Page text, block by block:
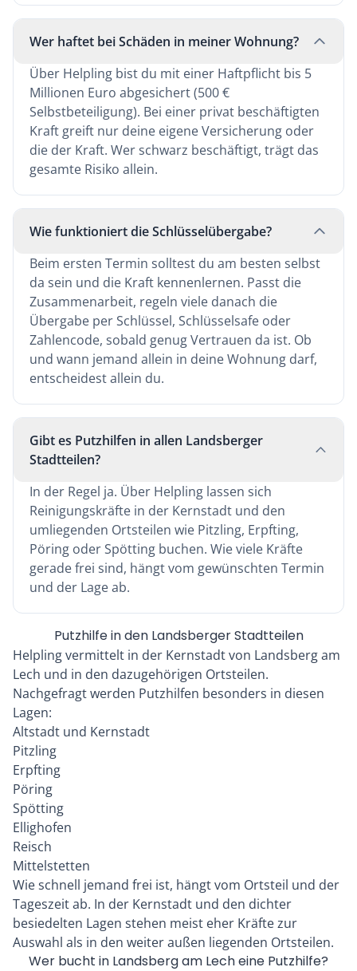
Wer haftet bei Schäden in meiner Wohnung?
Über Helpling bist du mit einer Haftpflicht bis 5
Millionen Euro abgesichert (500 €
Selbstbeteiligung). Bei einer privat beschäftigten
Kraft greift nur deine eigene Versicherung oder
die der Kraft. Wer schwarz beschäftigt, trägt das
gesamte Risiko allein.
Wie funktioniert die Schlüsselübergabe?
Beim ersten Termin solltest du am besten selbst
da sein und die Kraft kennenlernen. Passt die
Zusammenarbeit, regeln viele danach die
Übergabe per Schlüssel, Schlüsselsafe oder
Zahlencode, sobald genug Vertrauen da ist. Ob
und wann jemand allein in deine Wohnung darf,
entscheidest allein du.
Gibt es Putzhilfen in allen Landsberger
Stadtteilen?
In der Regel ja. Über Helpling lassen sich
Reinigungskräfte in der Kernstadt und den
umliegenden Ortsteilen wie Pitzling, Erpfting,
Pöring oder Spötting buchen. Wie viele Kräfte
gerade frei sind, hängt vom gewünschten Termin
und der Lage ab.
Putzhilfe in den Landsberger Stadtteilen
Helpling vermittelt in der Kernstadt von Landsberg am
Lech und in den dazugehörigen Ortsteilen.
Nachgefragt werden Putzhilfen besonders in diesen
Lagen:
Altstadt und Kernstadt
Pitzling
Erpfting
Pöring
Spötting
Ellighofen
Reisch
Mittelstetten
Wie schnell jemand frei ist, hängt vom Ortsteil und der
Tageszeit ab. In der Kernstadt und den dichter
besiedelten Lagen stehen meist eher Kräfte zur
Auswahl als in den weiter außen liegenden Ortsteilen.
Wer bucht in Landsberg am Lech eine Putzhilfe?